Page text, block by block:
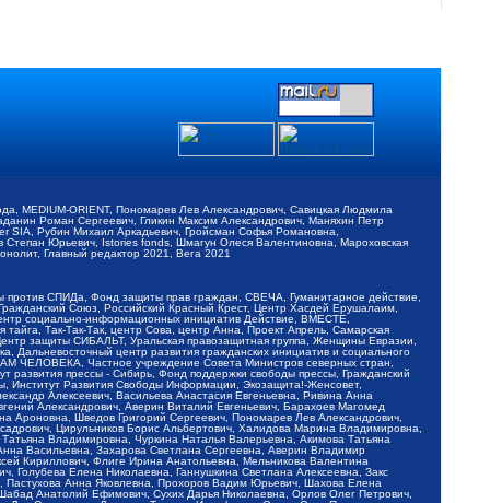
MEDIUM-ORIENT, Пономарев Лев Александрович, Савицкая Людмила
Роман Сергеевич, Гликин Максим Александрович, Маняхин Петр
Рубин Михаил Аркадьевич, Гройсман Софья Романовна,
Юрьевич, Istories fonds, Шмагун Олеся Валентиновна, Мароховская
Главный редактор 2021, Вега 2021
СПИДа, Фонд защиты прав граждан, СВЕЧА, Гуманитарное действие,
Союз, Российский Красный Крест, Центр Хасдей Ерушалаим,
социально-информационных инициатив Действие, ВМЕСТЕ,
Так-Так-Так, центр Сова, центр Анна, Проект Апрель, Самарская
защиты СИБАЛЬТ, Уральская правозащитная группа, Женщины Евразии,
Дальневосточный центр развития гражданских инициатив и социального
ЧЕЛОВЕКА, Частное учреждение Совета Министров северных стран,
прессы - Сибирь, Фонд поддержки свободы прессы, Гражданский
Институт Развития Свободы Информации, Экозащита!-Женсовет,
Алексеевич, Васильева Анастасия Евгеньевна, Ривина Анна
Александрович, Аверин Виталий Евгеньевич, Барахоев Магомед
Шведов Григорий Сергеевич, Пономарев Лев Александрович,
Цирульников Борис Альбертович, Халидова Марина Владимировна,
Владимировна, Чуркина Наталья Валерьевна, Акимова Татьяна
Васильевна, Захарова Светлана Сергеевна, Аверин Владимир
Кириллович, Флиге Ирина Анатольевна, Мельникова Валентина
Елена Николаевна, Ганнушкина Светлана Алексеевна, Закс
Анна Яковлевна, Прохоров Вадим Юрьевич, Шахова Елена
Анатолий Ефимович, Сухих Дарья Николаевна, Орлов Олег Петрович,